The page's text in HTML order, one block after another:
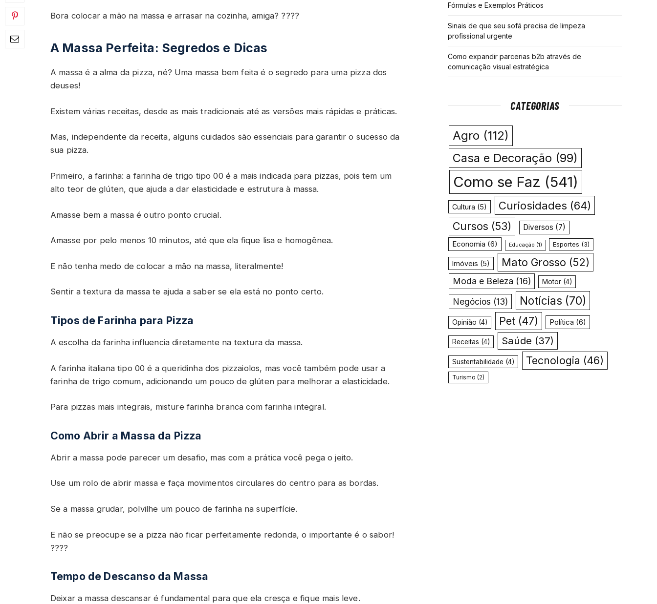
Bora colocar a mão na massa e arrasar na cozinha, amiga? ????
A Massa Perfeita: Segredos e Dicas
A massa é a alma da pizza, né? Uma massa bem feita é o segredo para uma pizza dos
deuses!
Existem várias receitas, desde as mais tradicionais até as versões mais rápidas e práticas.
Mas, independente da receita, alguns cuidados são essenciais para garantir o sucesso da
sua pizza.
Primeiro, a farinha: a farinha de trigo tipo 00 é a mais indicada para pizzas, pois tem um
alto teor de glúten, que ajuda a dar elasticidade e estrutura à massa.
Amasse bem a massa é outro ponto crucial.
Amasse por pelo menos 10 minutos, até que ela fique lisa e homogênea.
E não tenha medo de colocar a mão na massa, literalmente!
Sentir a textura da massa te ajuda a saber se ela está no ponto certo.
Tipos de Farinha para Pizza
A escolha da farinha influencia diretamente na textura da massa.
A farinha italiana tipo 00 é a queridinha dos pizzaiolos, mas você também pode usar a
farinha de trigo comum, adicionando um pouco de glúten para melhorar a elasticidade.
Para pizzas mais integrais, misture farinha branca com farinha integral.
Como Abrir a Massa da Pizza
Abrir a massa pode parecer um desafio, mas com a prática você pega o jeito.
Use um rolo de abrir massa e faça movimentos circulares do centro para as bordas.
Se a massa grudar, polvilhe um pouco de farinha na superfície.
E não se preocupe se a pizza não ficar perfeitamente redonda, o importante é o sabor!
????
Tempo de Descanso da Massa
Deixar a massa descansar é fundamental para que ela cresça e fique mais leve.
Fórmulas e Exemplos Práticos
Sinais de que seu sofá precisa de limpeza
profissional urgente
Como expandir parcerias b2b através de
comunicação visual estratégica
CATEGORIAS
Agro (112)
Casa e Decoração (99)
Como se Faz (541)
Cultura (5) Curiosidades (64)
Cursos (53) Diversos (7)
Economia (6) Educação (1) Esportes (3)
Imóveis (5) Mato Grosso (52)
Moda e Beleza (16) Motor(4)
Negócios (13) Notícias (70)
Opinião (4) Pet(47) Política (6)
Receitas (4) Saúde (37)
Sustentabilidade (4) Tecnologia (46)
Turismo (2)